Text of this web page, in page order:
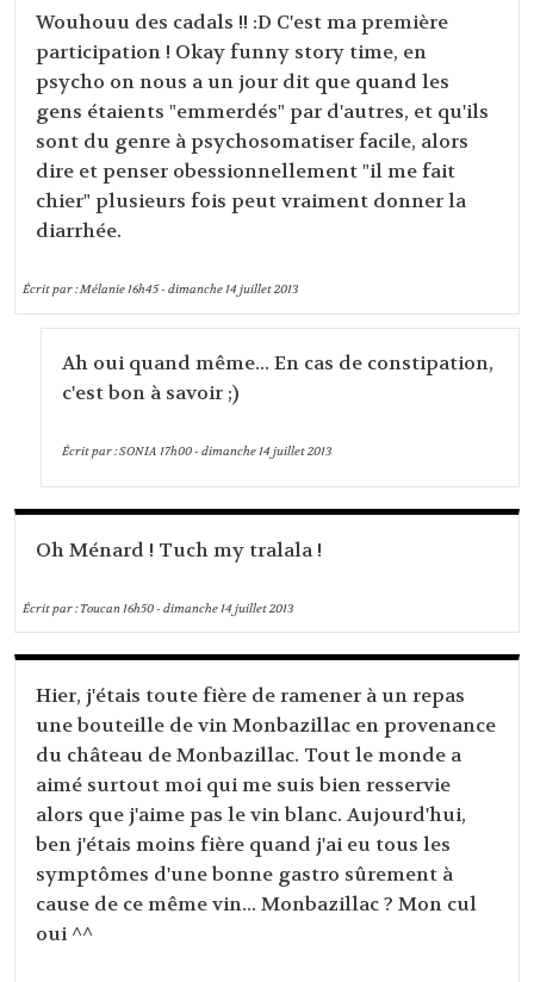
Wouhouu des cadals !! :D C'est ma première
participation ! Okay funny story time, en
psycho on nous a un jour dit que quand les
gens étaients "emmerdés" par d'autres, et qu'ils
sont du genre à psychosomatiser facile, alors
dire et penser obessionnellement "il me fait
chier" plusieurs fois peut vraiment donner la
diarrhée.
Écrit par :Mélanie16h45-dimanche 14juillet 2013
Ah oui quand même... En cas de constipation,
c'est bon à savoir ;)
Écrit par :SONIA 17h00- dimanche 14juillet 2013
Oh Ménard ! Tuch my tralala !
Écrit par :Toucan16h50-dimanche 14juillet 2013
Hier, j'étais toute fière de ramener à un repas
une bouteille de vin Monbazillac en provenance
du château de Monbazillac. Tout le monde a
aimé surtout moi qui me suis bien resservie
alors que j'aime pas le vin blanc. Aujourd'hui,
ben j'étais moins fière quand j'ai eu tous les
symptômes d'une bonne gastro sûrement à
cause de ce même vin... Monbazillac ? Mon cul
oui ^^